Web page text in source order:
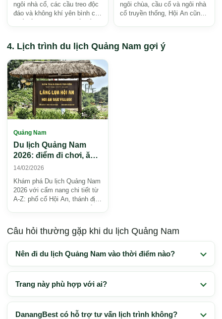
ngôi nhà cổ, các cầu treo độc
đáo và không khí yên bình của
ngôi chùa, cầu cổ và ngôi nhà
cổ truyền thống, Hội An cũng
Lịch trình du lịch Quảng Nam gợi ý
Quảng Nam
Du lịch Quảng Nam
2026: điểm đi chơi, ăn
gì, lịch trình gợi ý
14/02/2026
Khám phá Du lịch Quảng Nam
2026 với cẩm nang chi tiết từ
A-Z: phố cổ Hội An, thánh địa
Câu hỏi thường gặp khi du lịch Quảng Nam
Nên đi du lịch Quảng Nam vào thời điểm nào?
Trang này phù hợp với ai?
DanangBest có hỗ trợ tư vấn lịch trình không?